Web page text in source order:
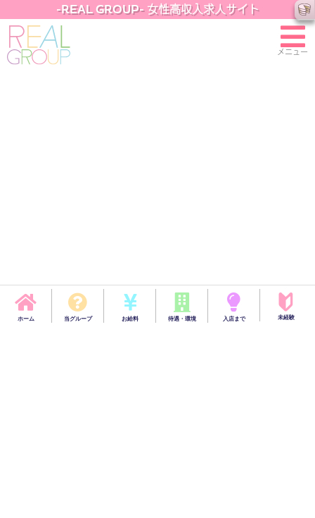
-REAL GROUP- 女性高収入求人サイト
メニュー
ホーム 当グループ お給料 待遇・環境 入店まで 未経験